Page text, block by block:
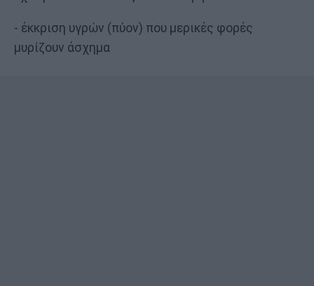
- έκκριση υγρών (πύον) που μερικές φορές
μυρίζουν άσχημα